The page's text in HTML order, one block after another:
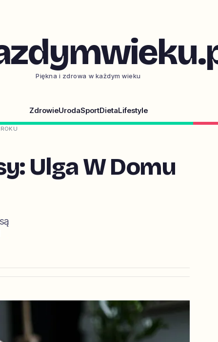
Piękna i zdrowa w każdym wieku
ZdrowieUrodaSportDietaLifestyle
Ulga W Domu